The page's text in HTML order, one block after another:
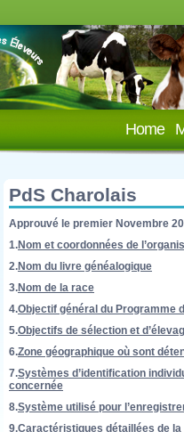
Home
PdS Charolais
Approuvé le premier Novembre
1.Nom et coordonnées de
2.Nom du livre généalogique
3.Nom de la race
4.Objectif général du Programme
5.Objectifs de sélection et
6.Zone géographique où sont
7.Systèmes d’identification
concernée
8.Système utilisé pour
9.Caractéristiques détaillées de la